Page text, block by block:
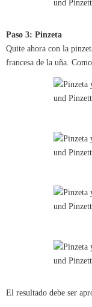
Paso 3: Pinzeta
Quite ahora con la
francesa de la uña.
El resultado debe ser